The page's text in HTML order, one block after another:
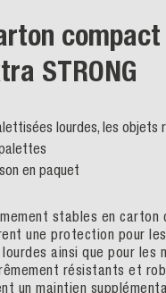
compact
STRONG
lourdes, les objets
en paquet
stables en carton
une protection pour
ainsi que pour les
résistants et
un maintien